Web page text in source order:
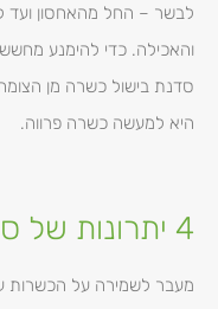
לבשר – החל מהאחסון ועד
והאכילה. כדי להימנע
סדנת בישול כשרה מן
היא למעשה כשרה פרווה.
4 יתרונות של סדנאות בישול כשרות
מעבר לשמירה על הכשרות